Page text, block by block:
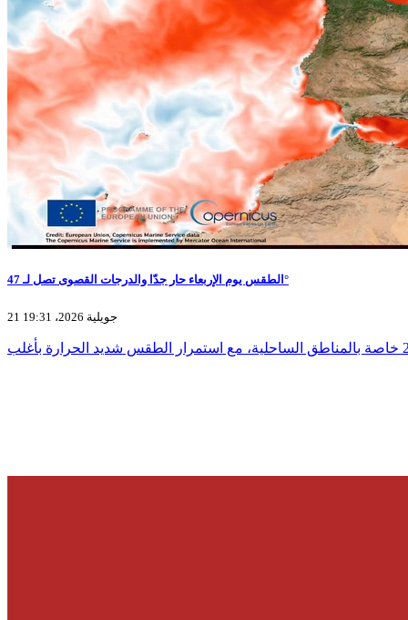
الطقس يوم الإربعاء حار جدّا والدرجات القصوى تصل لـ 47°
21 جويلية 2026، 19:31